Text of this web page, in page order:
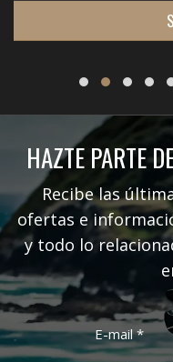
HAZTE PARTE
Recibe las
ofertas e
y todo lo
E-mail*